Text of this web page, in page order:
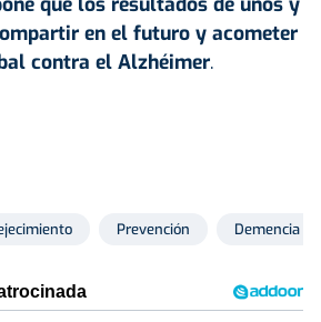
en el futuro y acometer
contra el Alzhéimer.
Prevención Demencia